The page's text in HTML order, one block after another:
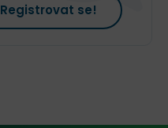
Registrovat se!